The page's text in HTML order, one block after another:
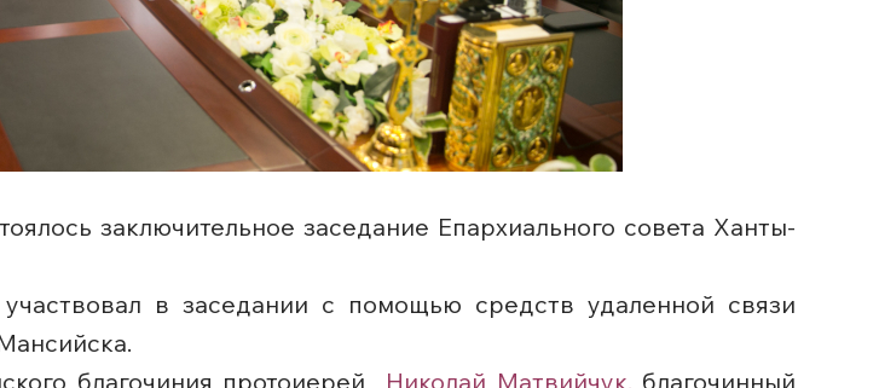
заключительное заседание Епархиального совета Ханты-
в заседании с помощью средств удаленной связи
благочиния протоиерей
Николай Матвийчук, благочинный